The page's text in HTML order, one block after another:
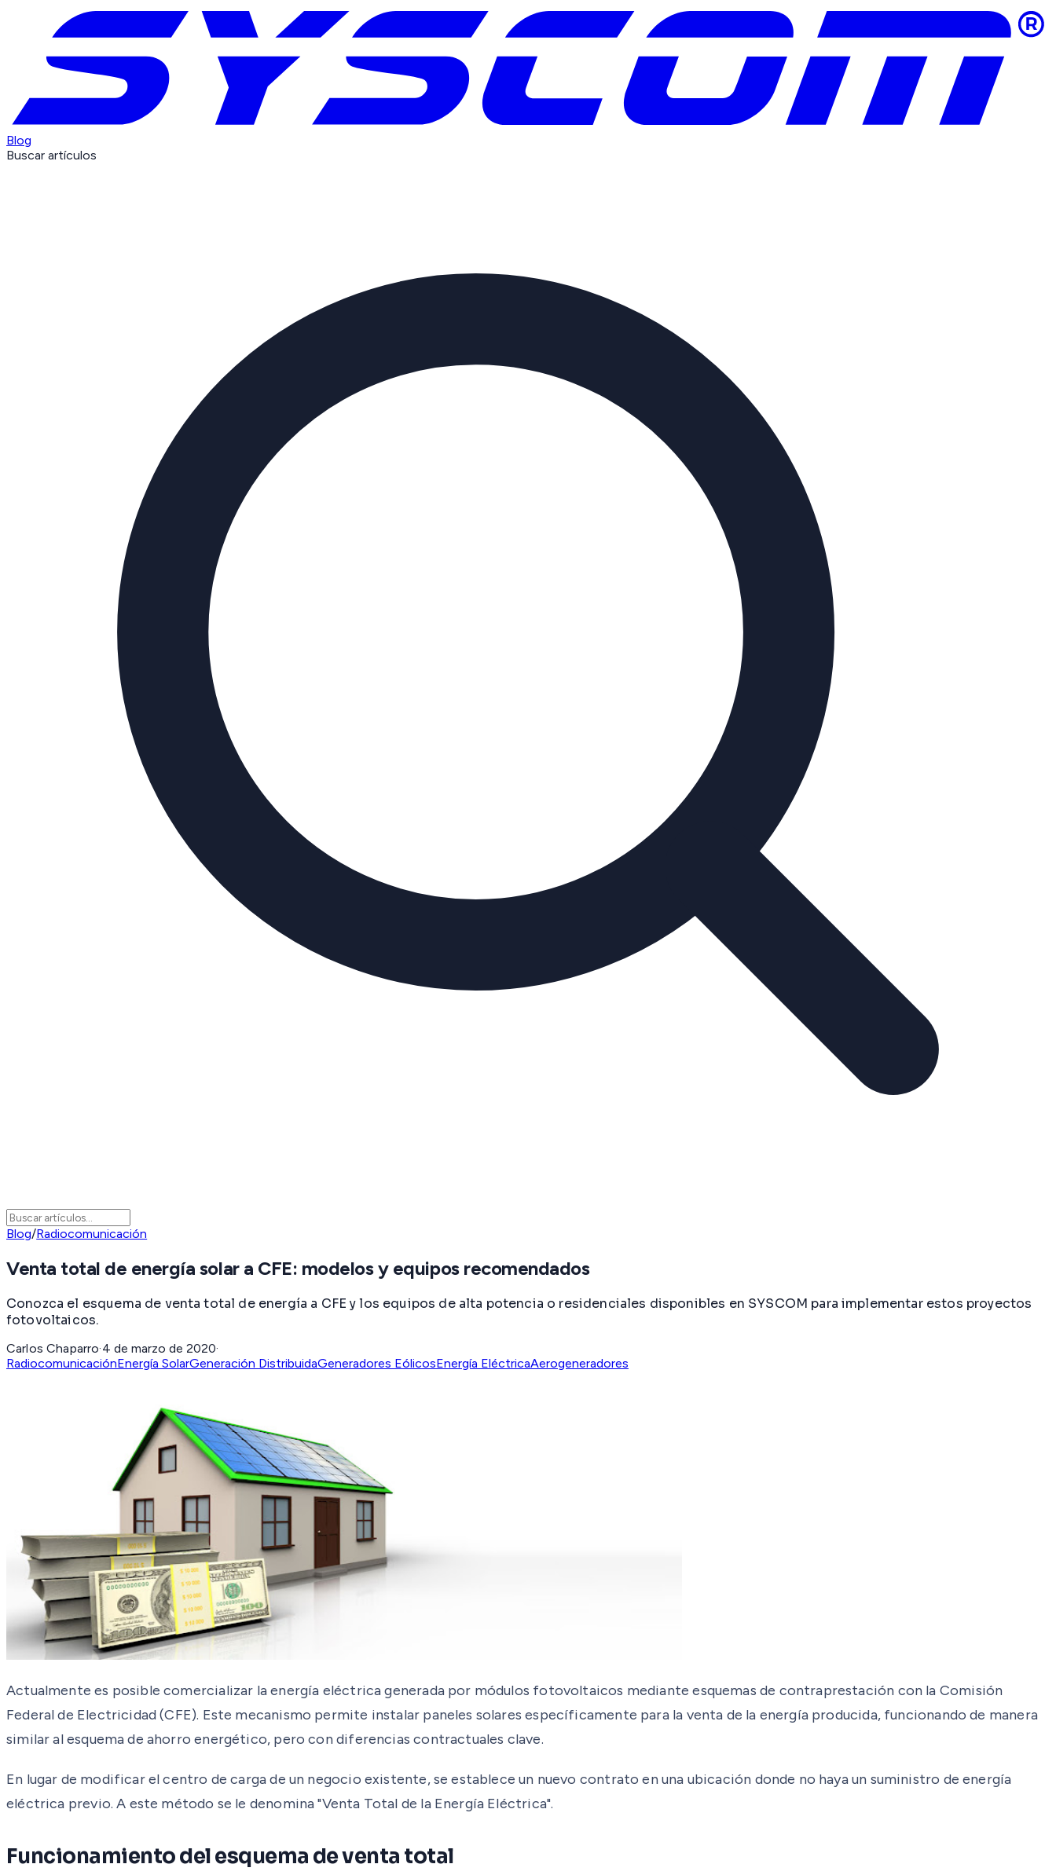
Blog
Buscar artículos
Blog/Radiocomunicación
Venta total de energía solar a CFE: modelos y equipos recomendados
Conozca el esquema de venta total de energía a CFE y los equipos de alta potencia o residenciales disponibles en SYSCOM para implementar estos proyectos
fotovoltaicos.
Carlos Chaparro·4 de marzo de 2020·
RadiocomunicaciónEnergía SolarGeneración DistribuidaGeneradores EólicosEnergía EléctricaAerogeneradores
Actualmente es posible comercializar la energía eléctrica generada por módulos fotovoltaicos mediante esquemas de contraprestación con la Comisión
Federal de Electricidad (CFE). Este mecanismo permite instalar paneles solares específicamente para la venta de la energía producida, funcionando de manera
similar al esquema de ahorro energético, pero con diferencias contractuales clave.
En lugar de modificar el centro de carga de un negocio existente, se establece un nuevo contrato en una ubicación donde no haya un suministro de energía
eléctrica previo. A este método se le denomina "Venta Total de la Energía Eléctrica".
Funcionamiento del esquema de venta total